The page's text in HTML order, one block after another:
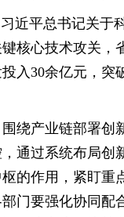
近平总书记关于
核心技术攻关，
入30余亿元，突
绕产业链部署创
通过系统布局创
的作用，紧盯重
门要强化协同配